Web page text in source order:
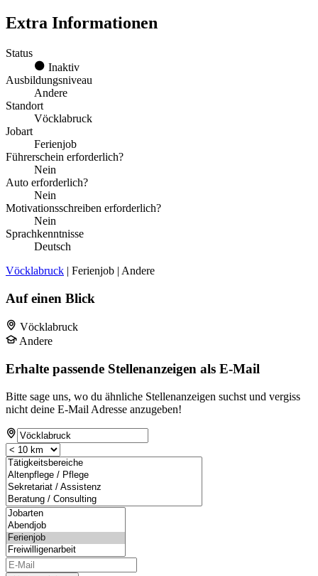
Extra Informationen
Status
Inaktiv
Ausbildungsniveau
Andere
Standort
Vöcklabruck
Jobart
Ferienjob
Führerschein erforderlich?
Nein
Auto erforderlich?
Nein
Motivationsschreiben erforderlich?
Nein
Sprachkenntnisse
Deutsch
Vöcklabruck | Ferienjob | Andere
Auf einen Blick
Vöcklabruck
Andere
Erhalte passende Stellenanzeigen als E-Mail
Bitte sage uns, wo du ähnliche Stellenanzeigen suchst und vergiss
nicht deine E-Mail Adresse anzugeben!